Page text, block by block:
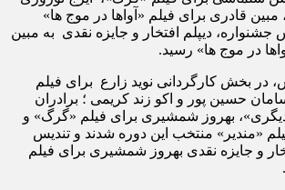
قادری برای فیلم «آواها در موج ها»
جشنواره، دیپلم افتخار و جایزه نقدی به مبین
در موج ها» رسید.
در بخش کارگردانی نوید زارع برای فیلم
حسین پور و اکو زند کریمی ؛ برادران
بهروز شمشیری برای فیلم «گرگ» و
«مندیر» منتخب این دوره شدند و تندیس
و جایزه نقدی بهروز شمشیری برای فیلم